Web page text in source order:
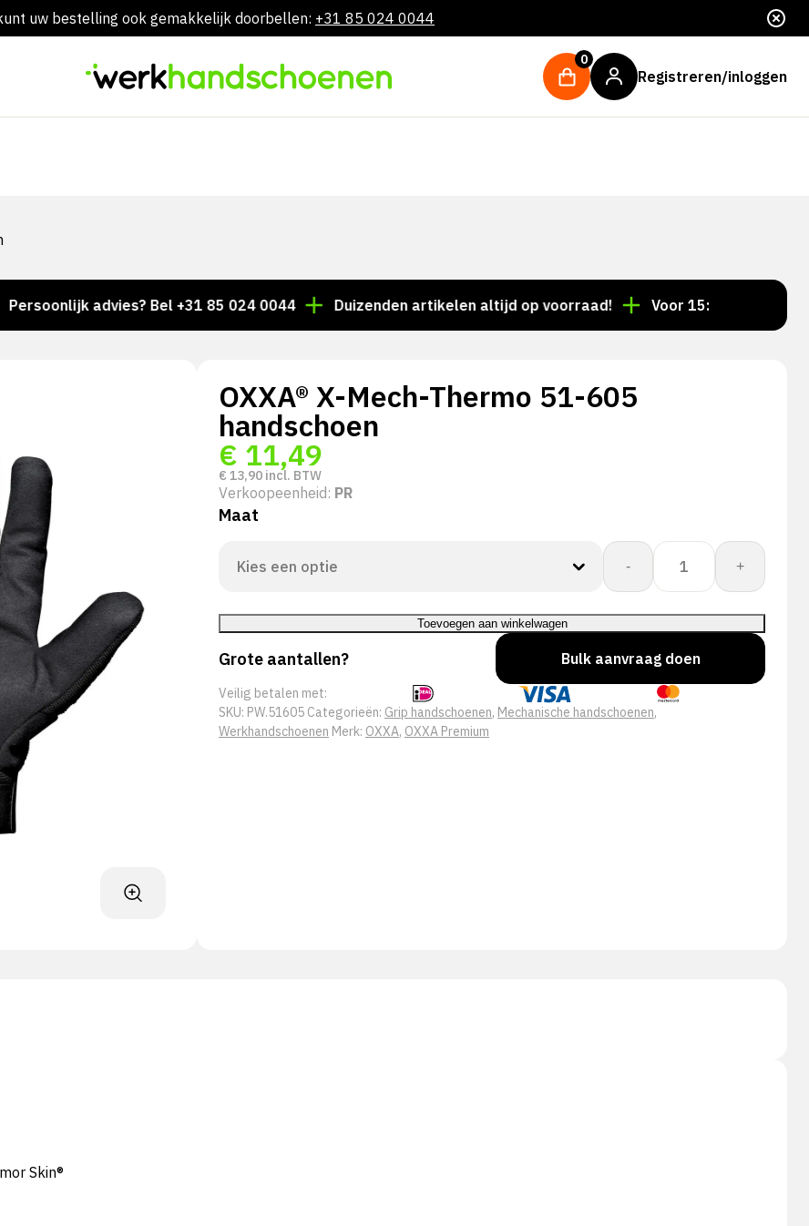
uw bestelling ook gemakkelijk doorbellen: +31 85 024 0044
0
Registreren/inloggen
advies? Bel +31 85 024 0044 Duizenden artikelen altijd op voorraad! Voor 15:00 besteld =
OXXA® X-Mech-Thermo 51-605
handschoen
€ 11,49
€ 13,90 incl. BTW
Verkoopeenheid: PR
Maat
-
OXXA®
Mech-
Thermo
51-
605
handschoen
aantal
+
Toevoegen aan winkelwagen
Grote aantallen? Bulk aanvraag doen
Veilig betalen met:
SKU: PW.51605 Categorieën: Grip handschoenen, Mechanische handschoenen,
Werkhandschoenen Merk: OXXA, OXXA Premium
Skin®